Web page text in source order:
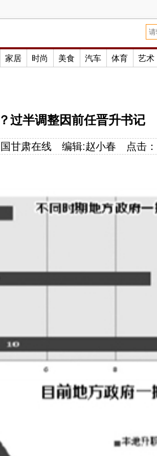
家居 时尚 美食 汽车 体育 艺术
过半调整因前任晋升书记
甘肃在线 编辑:赵小春 点击：